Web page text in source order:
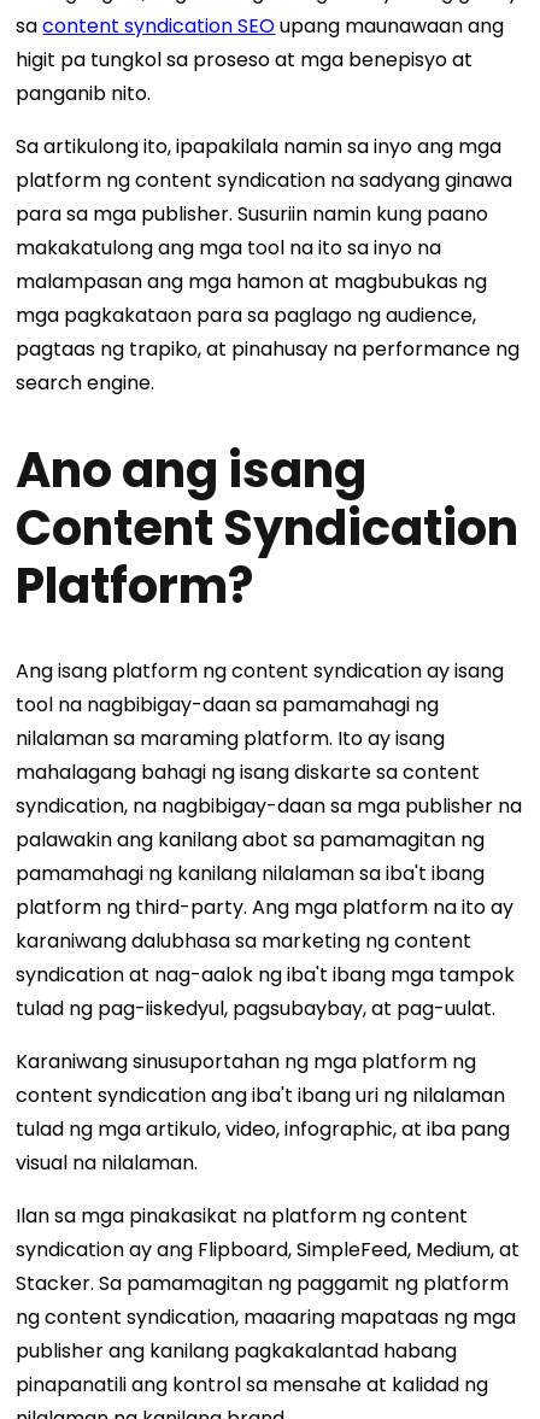
sacontent syndication SEOupang maunawaan ang
higit pa tungkol sa proseso at mga benepisyo at
panganib nito.
Sa artikulong ito, ipapakilala namin sa inyo ang mga
platform ng content syndication na sadyang ginawa
para sa mga publisher. Susuriin namin kung paano
makakatulong ang mga tool na ito sa inyo na
malampasan ang mga hamon at magbubukas ng
mga pagkakataon para sa paglago ng audience,
pagtaas ng trapiko, at pinahusay na performance ng
search engine.
Ano ang isang
Content Syndication
Platform?
Ang isang platform ng content syndication ay isang
tool na nagbibigay-daan sa pamamahagi ng
nilalaman sa maraming platform. Ito ay isang
mahalagang bahagi ng isang diskarte sa content
syndication, na nagbibigay-daan sa mga publisher na
palawakin ang kanilang abot sa pamamagitan ng
pamamahagi ng kanilang nilalaman sa iba't ibang
platform ng third-party. Ang mga platform na ito ay
karaniwang dalubhasa sa marketing ng content
syndication at nag-aalok ng iba't ibang mga tampok
tulad ng pag-iiskedyul, pagsubaybay, at pag-uulat.
Karaniwang sinusuportahan ng mga platform ng
content syndication ang iba't ibang uri ng nilalaman
tulad ng mga artikulo, video, infographic, at iba pang
visual na nilalaman.
Ilan sa mga pinakasikat na platform ng content
syndication ay ang Flipboard, SimpleFeed, Medium, at
Stacker. Sa pamamagitan ng paggamit ng platform
ng content syndication, maaaring mapataas ng mga
publisher ang kanilang pagkakalantad habang
pinapanatili ang kontrol sa mensahe at kalidad ng